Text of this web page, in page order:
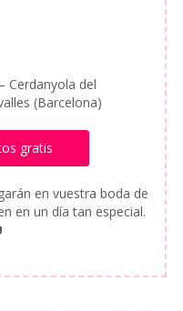
Cerdanyola del
(Barcelona)
gratis
en vuestra boda de
en un día tan especial.